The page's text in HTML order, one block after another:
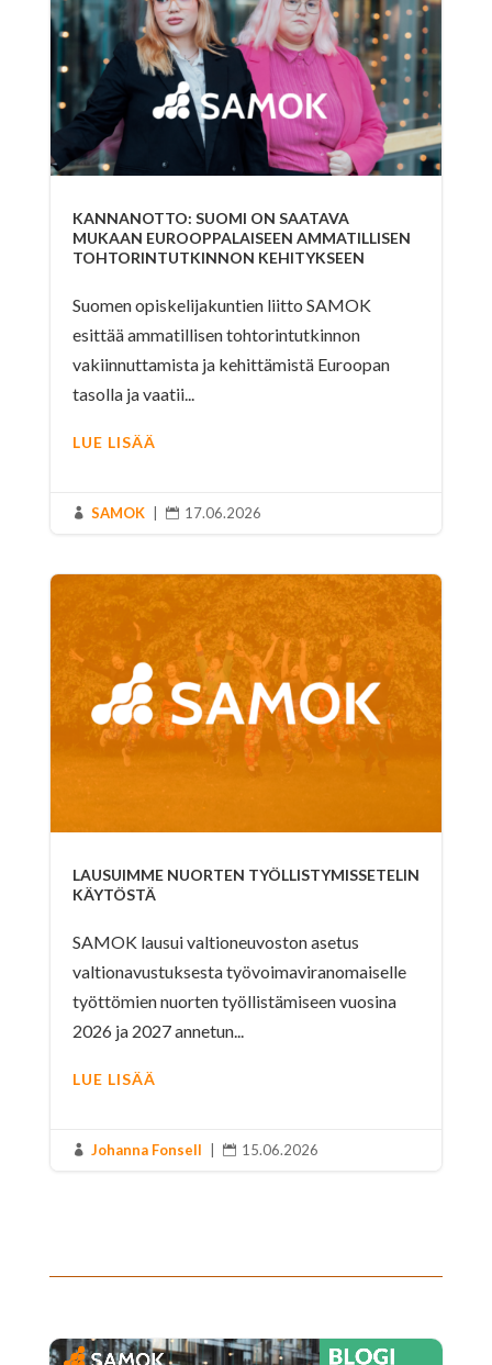
KANNANOTTO: SUOMI ON SAATAVA
MUKAAN EUROOPPALAISEEN AMMATILLISEN
TOHTORINTUTKINNON KEHITYKSEEN
Suomen opiskelijakuntien liitto SAMOK
esittää ammatillisen tohtorintutkinnon
vakiinnuttamista ja kehittämistä Euroopan
tasolla ja vaatii...
LUE LISÄÄ
 SAMOK  17.06.2026
LAUSUIMME NUORTEN TYÖLLISTYMISSETELIN
KÄYTÖSTÄ
SAMOK lausui valtioneuvoston asetus
valtionavustuksesta työvoimaviranomaiselle
työttömien nuorten työllistämiseen vuosina
2026 ja 2027 annetun...
LUE LISÄÄ
 Johanna Fonsell  15.06.2026